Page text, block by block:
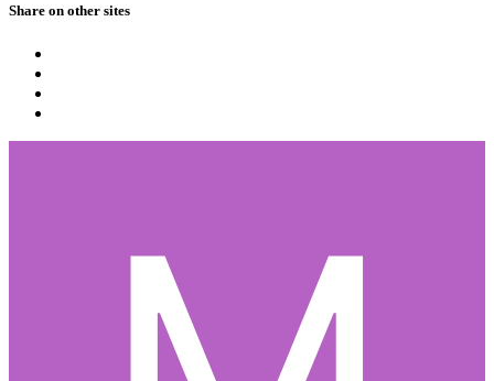
Share on other sites